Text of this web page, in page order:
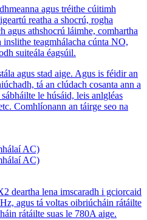
agus tréithe cúitimh
reatha a shocrú, rogha
agus athshocrú láimhe, comhartha
inslithe teagmhálacha cúnta NO,
suiteála éagsúil.
agus stad aige. Agus is féidir an
tá an clúdach cosanta ann a
le húsáid, leis anlgléas
Comhlíonann an táirge seo na
deartha lena imscaradh i gciorcaid
agus tá voltas oibriúcháin rátáilte
rátáilte suas le 780A aige.